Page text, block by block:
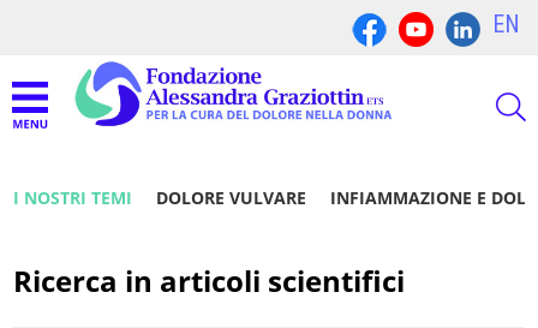
EN
I NOSTRI TEMI DOLORE VULVARE INFIAMMAZIONE E
Ricerca in articoli scientifici